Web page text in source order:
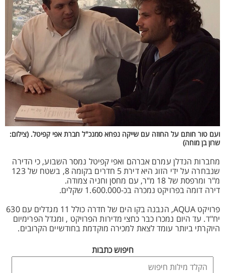
ועם טור חותם על החוזה עם שייקה נפחא סמנכ"ל חברת אפי קפיטל. (צילום:
שרון בן מוחה)
מחברות הנדלן עמרם אברהם ואפי קפיטל נמסר השבוע, כי הדירה
שנבחרה על ידי הזוג היא דירת 5 חדרים בקומה 8, בשטח של 123
מ"ר ומרפסת של 18 מ"ר, עם מחסן וחניה צמודה.
דירה דומה בפרויקט נמכרה בכ-1.600.000 שקלים.
פרויקט AQUA, הנבנה בקו הים של חדרה כולל 11 מגדלים עם 630
יח"ד. עד היום נמכרו כבר כחצי מדירות הפרויקט , ומגדל הפרימיום
היוקרתי ביותר עומד לצאת למכירה מוקדמת בחודשיים הקרובים.
חיפוש כתבות